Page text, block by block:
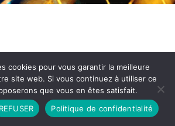
Politique de Confidentialité
CGU
par DIEUDUDIABLE
cookies pour vous garantir la meilleure
site web. Si vous continuez à utiliser ce
que vous en êtes satisfait.
REFUSER Politique de confidentialité